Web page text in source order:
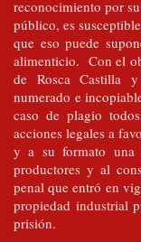
reconocimiento por
público, es
que eso puede
alimenticio. Con el
de Rosca Castilla
numerado e
caso de plagio
acciones legales a
y a su formato una
productores y al
penal que entró en
propiedad industrial
prisión.